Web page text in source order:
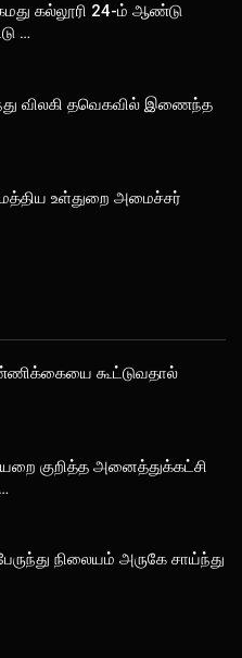
கல்லூரி 24-ம் ஆண்டு
…
விலகி தவெகவில் இணைந்த
உள்துறை அமைச்சர்
கூட்டுவதால்
குறித்த அனைத்துக்கட்சி
நிலையம் அருகே சாய்ந்து